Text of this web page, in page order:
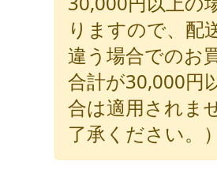
りますので、配
違う場合でのお
合計が30,000円
合は適用されま
了承ください。）